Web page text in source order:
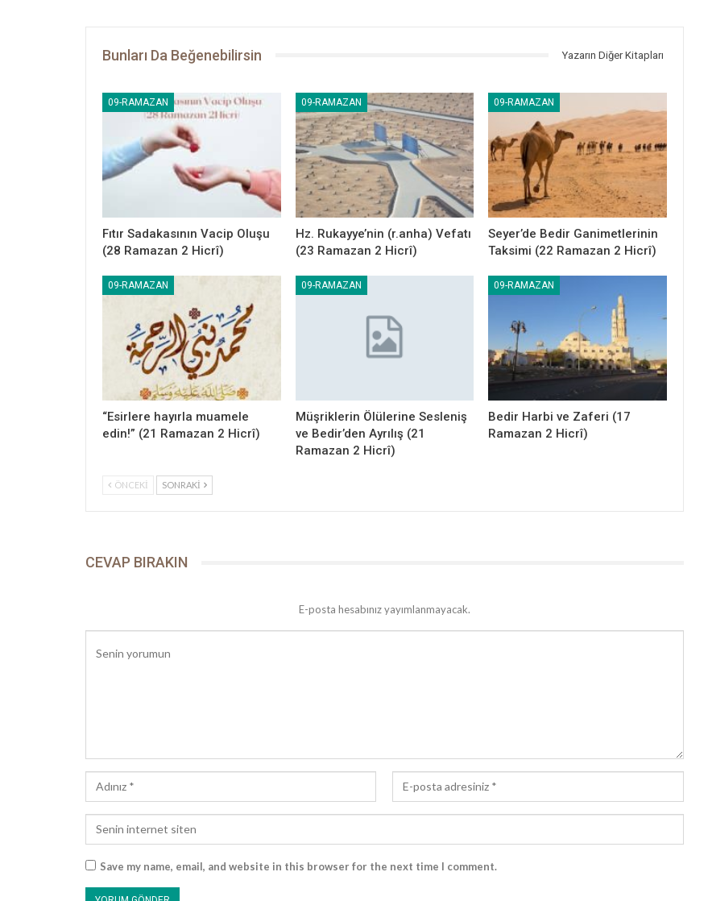
Bunları Da Beğenebilirsin Yazarın Diğer Kitapları
09-RAMAZAN
Fıtır Sadakasının Vacip Oluşu
(28 Ramazan 2 Hicrî)
09-RAMAZAN
Hz. Rukayye’nin (r.anha) Vefatı
(23 Ramazan 2 Hicrî)
09-RAMAZAN
Seyer’de Bedir Ganimetlerinin
Taksimi (22 Ramazan 2 Hicrî)
09-RAMAZAN
“Esirlere hayırla muamele
edin!” (21 Ramazan 2 Hicrî)
09-RAMAZAN
Müşriklerin Ölülerine Sesleniş
ve Bedir’den Ayrılış (21
Ramazan 2 Hicrî)
09-RAMAZAN
Bedir Harbi ve Zaferi (17
Ramazan 2 Hicrî)
ÖNCEKI SONRAKI
CEVAP BIRAKIN
E-posta hesabınız yayımlanmayacak.
Save my name, email, and website in this browser for the next time I comment.